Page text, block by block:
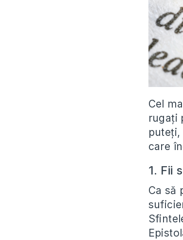
Cel
rugați
care
1. Fii
Ca să